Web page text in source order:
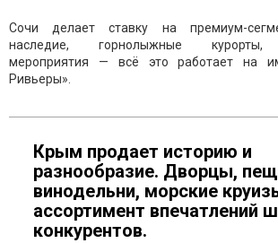
Сочи делает ставку на премиум-
наследие, горнолыжные курорты,
мероприятия — всё это работает на
Ривьеры».
Крым продает историю и
разнообразие. Дворцы,
винодельни, морские
ассортимент впечатлений
конкурентов.